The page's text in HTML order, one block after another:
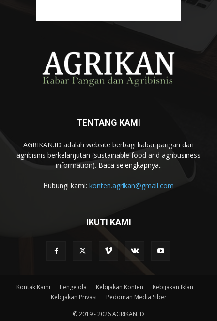
TENTANG KAMI
AGRIKAN.ID adalah website berbagi kabar pangan dan
agribisnis berkelanjutan (sustainable food and agribusiness
information). Baca selengkapnya..
Hubungi kami: konten.agrikan@gmail.com
IKUTI KAMI
Kontak Kami Pengelola Kebijakan Konten
Kebijakan Iklan
Kebijakan Privasi
Pedoman Media Siber
© 2019 - 2026 AGRIKAN.ID